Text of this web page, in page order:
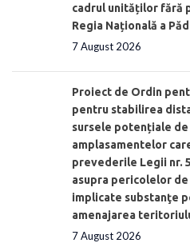
cadrul unităților fără
Regia Națională a
7 August 2026
Proiect de Ordin
pentru stabilirea
sursele potențiale de
amplasamentelor
prevederile Legii nr.
asupra pericolelor
implicate substanţe
amenajarea
7 August 2026